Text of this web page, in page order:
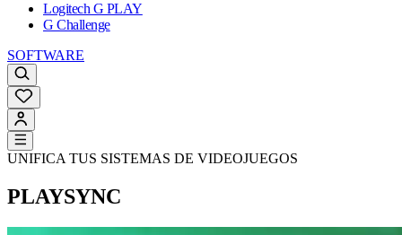
Logitech G PLAY
G Challenge
SOFTWARE
UNIFICA TUS SISTEMAS DE VIDEOJUEGOS
PLAYSYNC